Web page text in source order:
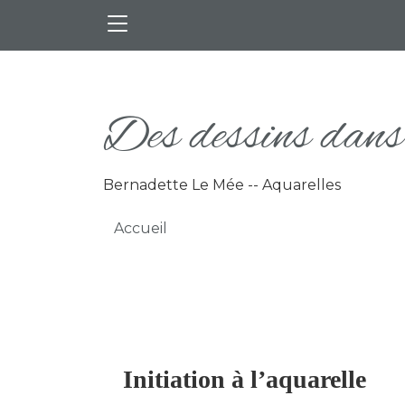
Des dessins
Bernadette Le Mée -- Aquarelles
Fil d'Ariane
Accueil
Initiation à l’aquarelle